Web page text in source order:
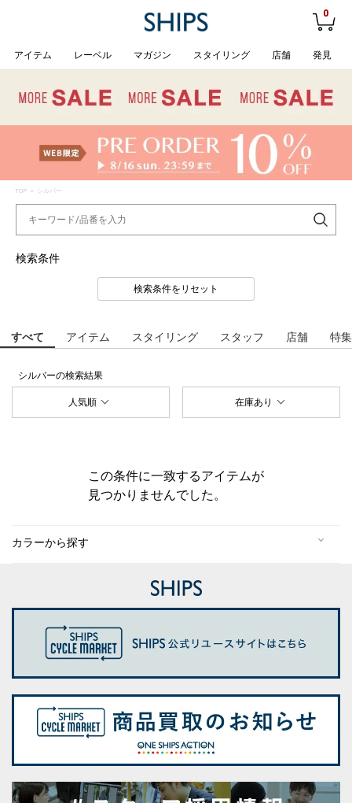
0
アイテム レーベル マガジン スタイリング 店舗 発見
TOP > シルバー
検索条件
検索条件をリセット
すべて アイテム スタイリング スタッフ 店舗 特集
シルバーの検索結果
人気順 在庫あり
この条件に一致するアイテムが
見つかりませんでした。
カラーから探す